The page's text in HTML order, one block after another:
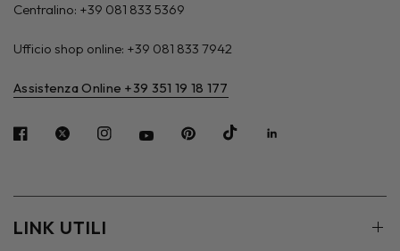
Centralino: +39 081 833 5369
Ufficio shop online: +39 081 833 7942
Assistenza Online +39 351 19 18 177
LINK UTILI